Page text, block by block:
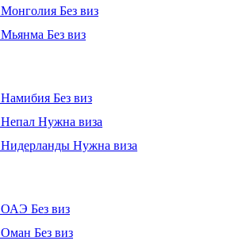
Монголия Без виз
Мьянма Без виз
Намибия Без виз
Непал Нужна виза
Нидерланды Нужна виза
ОАЭ Без виз
Оман Без виз